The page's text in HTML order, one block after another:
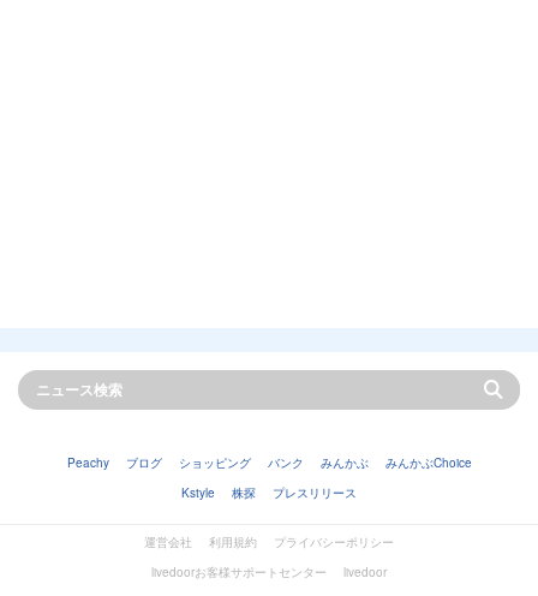
Peachy ブログ ショッピング バンク みんかぶ
みんかぶChoice
Kstyle
株探 プレスリリース
運営会社 利用規約
プライバシーポリシー
livedoorお客様サポートセンター
livedoor